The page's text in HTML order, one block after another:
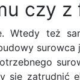
czy z
Wtedy też
surowca
się zatrudnić